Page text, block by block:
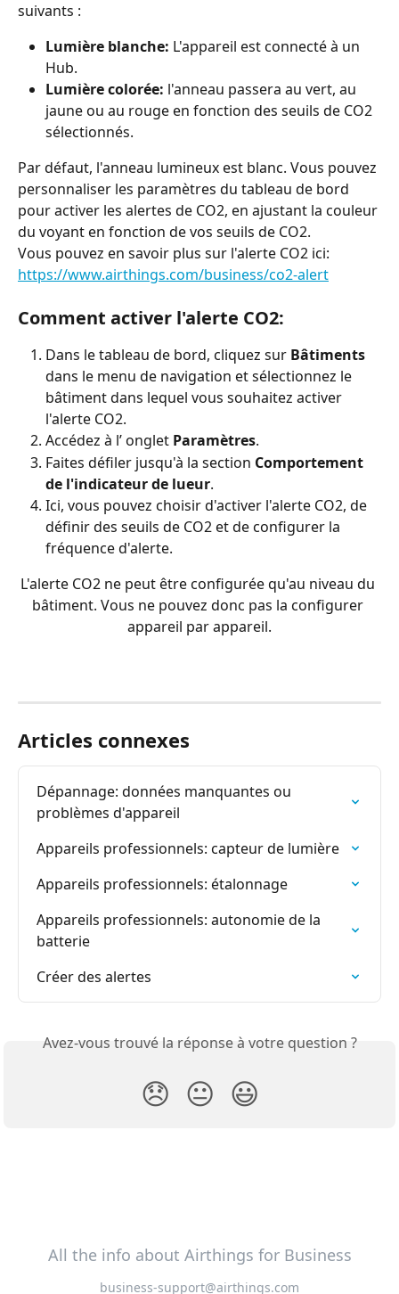
suivants :
Lumière blanche: L'appareil est connecté à un
Hub.
Lumière colorée: l'anneau passera au vert, au
jaune ou au rouge en fonction des seuils de CO2
sélectionnés.
Par défaut, l'anneau lumineux est blanc. Vous pouvez
personnaliser les paramètres du tableau de bord
pour activer les alertes de CO2, en ajustant la couleur
du voyant en fonction de vos seuils de CO2.
Vous pouvez en savoir plus sur l'alerte CO2 ici:
https://www.airthings.com/business/co2-alert
Comment activer l'alerte CO2:
Dans le tableau de bord, cliquez sur Bâtiments
dans le menu de navigation et sélectionnez le
bâtiment dans lequel vous souhaitez activer
l'alerte CO2.
Accédez à l’ onglet Paramètres.
Faites défiler jusqu'à la section Comportement
de l'indicateur de lueur.
Ici, vous pouvez choisir d'activer l'alerte CO2, de
définir des seuils de CO2 et de configurer la
fréquence d'alerte.
L'alerte CO2 ne peut être configurée qu'au niveau du
bâtiment. Vous ne pouvez donc pas la configurer
appareil par appareil.
Articles connexes
Dépannage: données manquantes ou
problèmes d'appareil
Appareils professionnels: capteur de lumière
Appareils professionnels: étalonnage
Appareils professionnels: autonomie de la
batterie
Créer des alertes
Avez-vous trouvé la réponse à votre question ?
😞 😐 😃
All the info about Airthings for Business
business-support@airthings.com